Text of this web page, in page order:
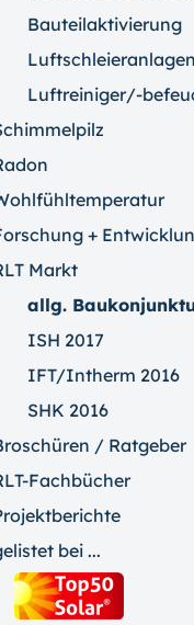
Bauteilaktivierung
Luftschleieranlagen
Luftreiniger/-
+
Markt
allg.
ISH 2017
IFT/Intherm 2016
SHK 2016
/ Ratgeber
Fachbücher
bei ...